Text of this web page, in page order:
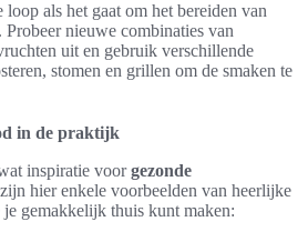
als het gaat om het bereiden van
. Probeer nieuwe combinaties van
uit en gebruik verschillende
stomen en grillen om de smaken te
in de praktijk
inspiratie voorgezonde
hier enkele voorbeelden van heerlijke
je gemakkelijk thuis kunt maken: